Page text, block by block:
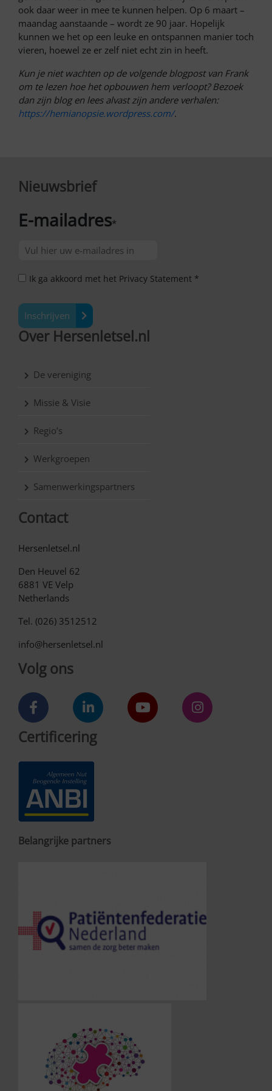
ook daar weer in mee te kunnen helpen. Op 6 maart –
maandag aanstaande – wordt ze 90 jaar. Hopelijk
kunnen we het op een leuke en ontspannen manier toch
vieren, hoewel ze er zelf niet echt zin in heeft.
Kun je niet wachten op de volgende blogpost van Frank
om te lezen hoe het opbouwen hem verloopt? Bezoek
dan zijn blog en lees alvast zijn andere verhalen:
https://hemianopsie.wordpress.com/.
Nieuwsbrief
E-mailadres*
Ik ga akkoord met het Privacy Statement *
Inschrijven
Over Hersenletsel.nl
De vereniging
Missie & Visie
Regio’s
Werkgroepen
Samenwerkingspartners
Contact
Hersenletsel.nl
Den Heuvel 62
6881 VE Velp
Netherlands
Tel. (026) 3512512
info@hersenletsel.nl
Volg ons
Certificering
Belangrijke partners